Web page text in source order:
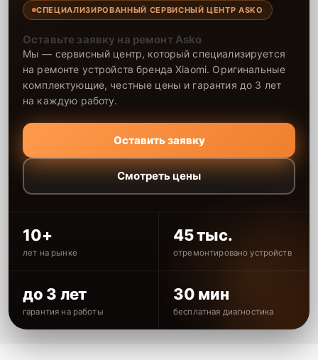
СПЕЦИАЛИЗИРОВАННЫЙ СЕРВИСНЫЙ ЦЕНТР ASKO
Оставьте заявку на ремонт Asko
Мы — сервисный центр, который специализируется
на ремонте устройств бренда Xiaomi. Оригинальные
комплектующие, честные цены и гарантия до 3 лет
на каждую работу.
Оставить заявку
Смотреть цены
10+
лет на рынке
45 тыс.
отремонтировано устройств
до 3 лет
гарантия на работы
30 мин
бесплатная диагностика